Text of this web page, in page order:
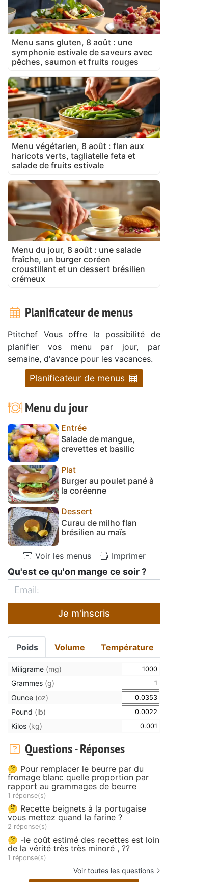
Menu sans gluten, 8 août : une
symphonie estivale de saveurs avec
pêches, saumon et fruits rouges
Menu végétarien, 8 août : flan aux
haricots verts, tagliatelle feta et
salade de fruits estivale
Menu du jour, 8 août : une salade
fraîche, un burger coréen
croustillant et un dessert brésilien
crémeux
Planificateur de menus
Ptitchef Vous offre la possibilité de
planifier vos menu par jour, par
semaine, d'avance pour les vacances.
Planificateur de menus
Menu du jour
Entrée
Salade de mangue,
crevettes et basilic
Plat
Burger au poulet pané à
la coréenne
Dessert
Curau de milho flan
brésilien au maïs
Voir les menus Imprimer
Qu'est ce qu'on mange ce soir ?
Je m'inscris
Poids Volume Température
Miligrame (mg)
Grammes (g)
Ounce (oz)
Pound (lb)
Kilos (kg)
Questions - Réponses
🤔 Pour remplacer le beurre par du
fromage blanc quelle proportion par
rapport au grammages de beurre
1 réponse(s)
🤔 Recette beignets à la portugaise
vous mettez quand la farine ?
2 réponse(s)
🤔 -le coût estimé des recettes est loin
de la vérité très très minoré , ??
1 réponse(s)
Voir toutes les questions